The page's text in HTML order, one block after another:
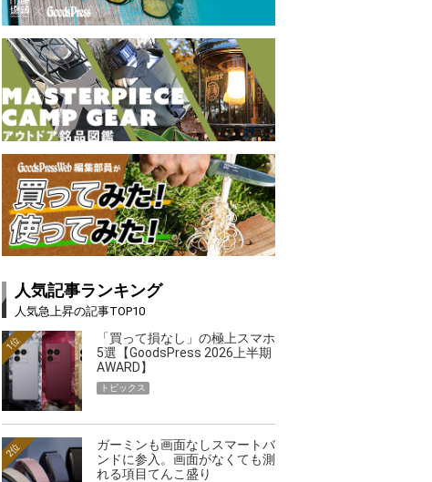
人気記事ランキング
人気急上昇の記事TOP10
「買って損なし」の極上スマホ
5選【GoodsPress 2026上半期
AWARD】
1位
トピックス
ガーミンも画面なしスマートバ
ンドに参入。画面がなくても測
れる項目てんこ盛り
2位